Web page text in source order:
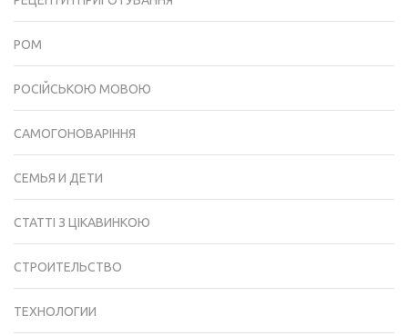
РОМ
РОСІЙСЬКОЮ МОВОЮ
САМОГОНОВАРІННЯ
СЕМЬЯ И ДЕТИ
СТАТТІ З ЦІКАВИНКОЮ
СТРОИТЕЛЬСТВО
ТЕХНОЛОГИИ